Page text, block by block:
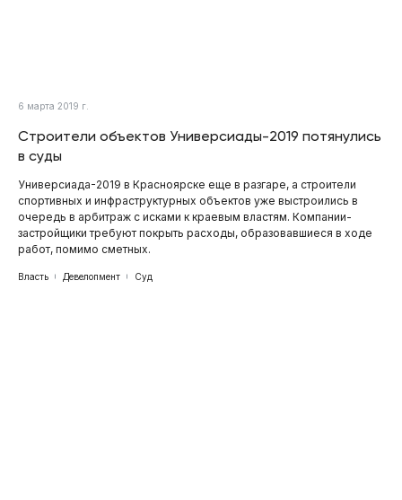
6 марта 2019 г.
Строители объектов Универсиады-2019 потянулись
в суды
Универсиада-2019 в Красноярске еще в разгаре, а строители
спортивных и инфраструктурных объектов уже выстроились в
очередь в арбитраж с исками к краевым властям. Компании-
застройщики требуют покрыть расходы, образовавшиеся в ходе
работ, помимо сметных.
Власть Девелопмент Суд